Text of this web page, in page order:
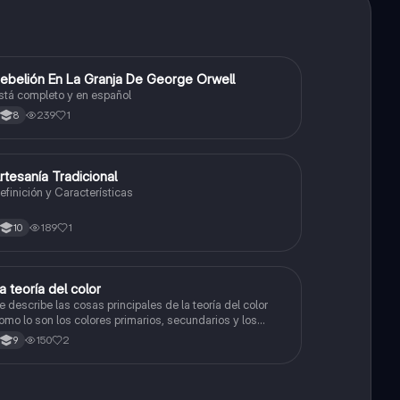
Sociales/HistoriaEn La Granja De George Orwell
completo y en español
8 239 1
Artes Tradicional
y Características
10 189 1
Artes
teoría del color
describe las cosas principales de la teoría del color
lo son los colores primarios, secundarios y los
colores cálidos y fríos es un resumen y sus ejemplos
9 150 2